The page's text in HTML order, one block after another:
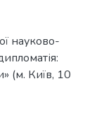
науково-
(м. Київ, 10